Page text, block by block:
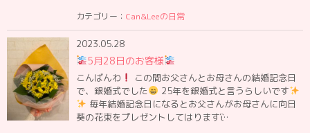
カテゴリー： Can&Leeの日常
2023.05.28
5月28日のお客様
こんばんわ
この間お父さんとお母さんの結婚記念日
で、銀婚式でした
25年を銀婚式と言うらしいです
毎年結婚記念日になるとお父さんがお母さんに向日
葵の花束をプレゼントしてはりますἳ…